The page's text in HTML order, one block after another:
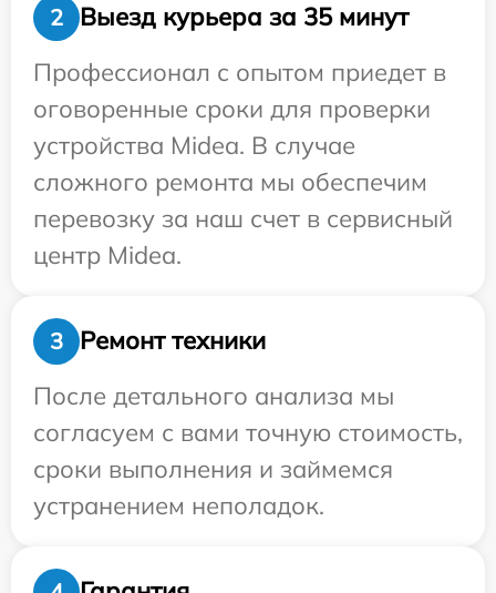
2
Выезд курьера за 35 минут
Профессионал с опытом приедет в
оговоренные сроки для проверки
устройства Midea. В случае
сложного ремонта мы обеспечим
перевозку за наш счет в сервисный
центр Midea.
3
Ремонт техники
После детального анализа мы
согласуем с вами точную стоимость,
сроки выполнения и займемся
устранением неполадок.